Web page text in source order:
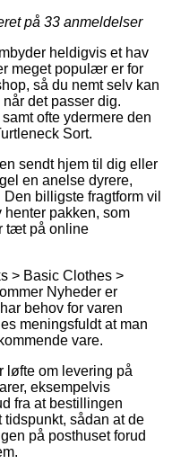
på 33 anmeldelser
heldigvis et hav
meget populær er for
så du nemt selv kan
det passer dig.
ofte ydermere den
Sort.
sendt hjem til dig eller
en anelse dyrere,
billigste fragtform vil
pakken, som
tæt på online
> Basic Clothes >
Nyheder er
behov for varen
meningsfuldt at man
vare.
løfte om levering på
eksempelvis
fra at bestillingen
sådan at de
på posthuset forud